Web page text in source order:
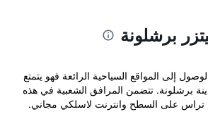
برشلونة
إلى المواقع السياحية الرائعة فهو يتمتع
برشلونة. تتضمن المرافق الشعبية في هذه